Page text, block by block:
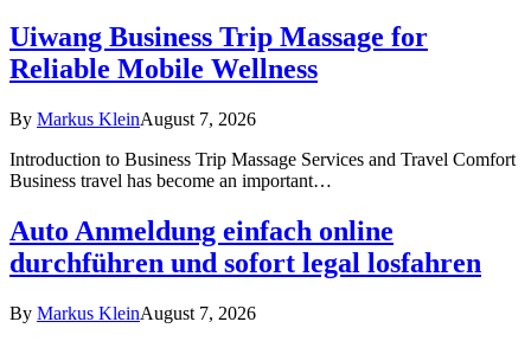
Uiwang Business Trip Massage for
Reliable Mobile Wellness
By Markus KleinAugust 7, 2026
Introduction to Business Trip Massage Services and Travel Comfort
Business travel has become an important…
Auto Anmeldung einfach online
durchführen und sofort legal losfahren
By Markus KleinAugust 7, 2026